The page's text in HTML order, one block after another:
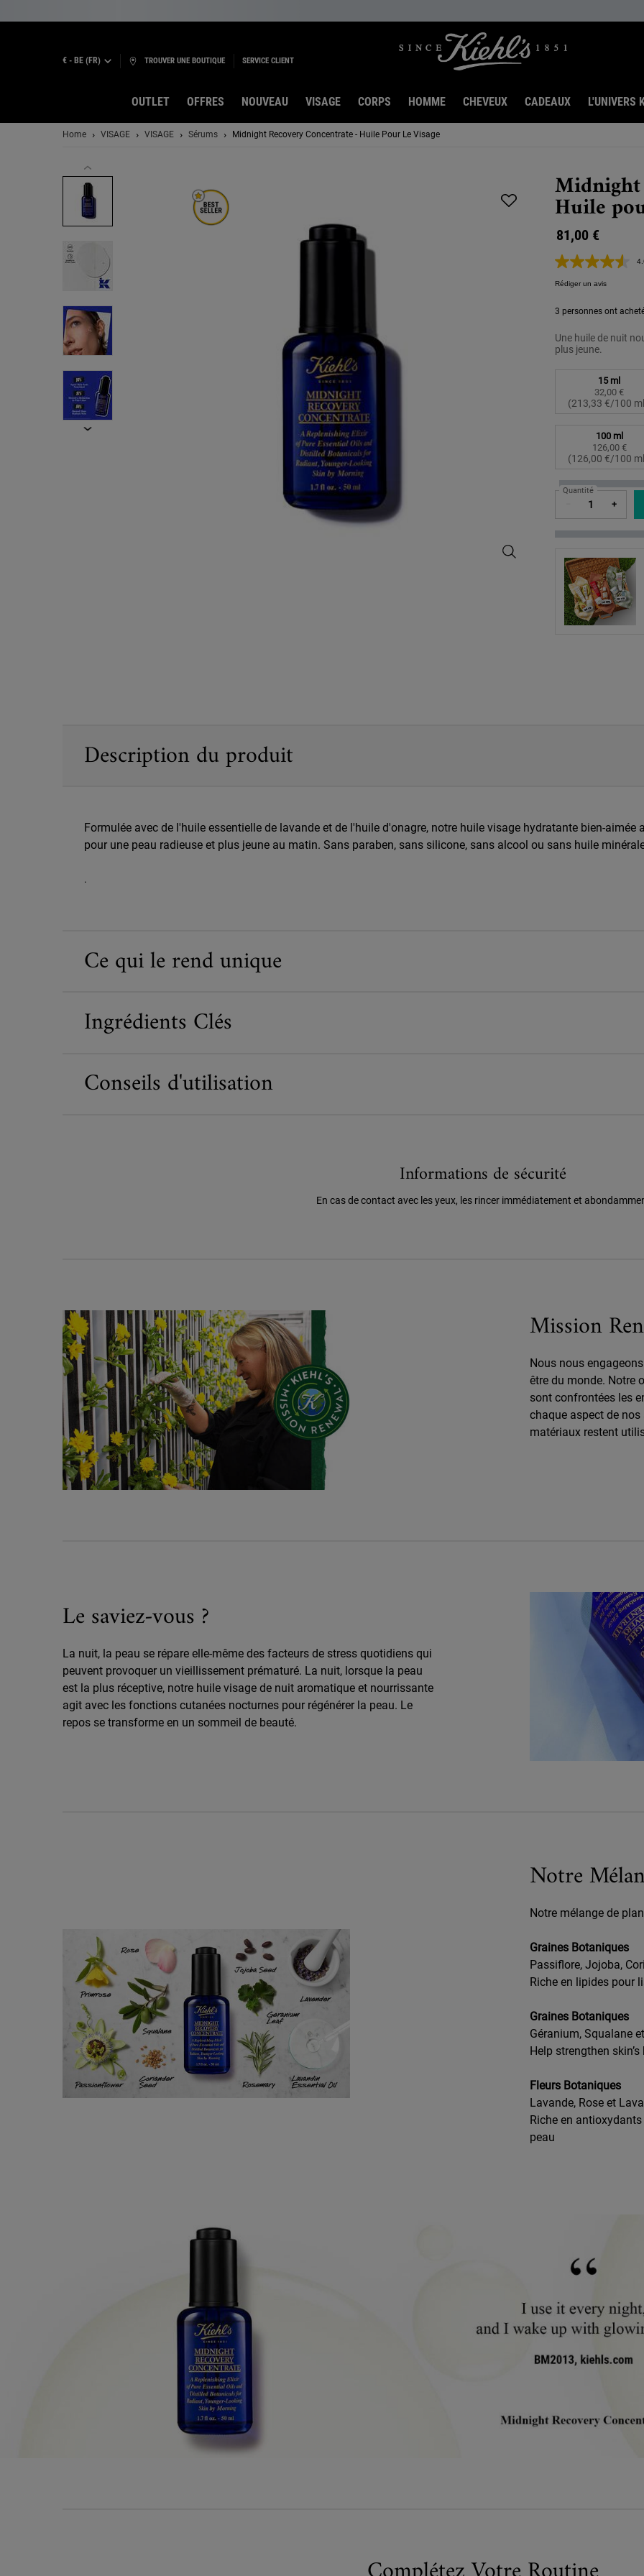
€ - BE (FR) TROUVER UNE BOUTIQUE SERVICE CLIENT
OUTLET OFFRES NOUVEAU VISAGE CORPS HOMME CHEVEUX CADEAUX L'UNIVERS
Contenu principalHome VISAGE VISAGE Sérums Midnight Recovery Concentrate - Huile Pour Le Visage
Huile
81,00 €
Rédiger un avis
3 personnes ont
Midnight Recovery Concentrate -
Une huile de nuit
plus jeune.
Selected
15 ml
32,00 €
(213,33 €/100
, 1 of 4
Selected
100 ml
126,00 €
(126,00 €/100
, 4 of 4
Quantité
+
Description du produit
Formulée avec de l'huile essentielle de lavande et de l'huile d'onagre, notre huile visage hydratante bien-
pour une peau radieuse et plus jeune au matin. Sans paraben, sans silicone, sans alcool ou sans huile
.
Ce qui le rend unique
Ingrédients Clés
Conseils d'utilisation
Informations de sécurité
En cas de contact avec les yeux, les rincer immédiatement et
Mission
Nous nous
être du monde. Notre
sont confrontées les
chaque aspect de
matériaux restent
Le saviez-vous ?
La nuit, la peau se répare elle-même des facteurs de stress quotidiens qui
peuvent provoquer un vieillissement prématuré. La nuit, lorsque la peau
est la plus réceptive, notre huile visage de nuit aromatique et nourrissante
agit avec les fonctions cutanées nocturnes pour régénérer la peau. Le
repos se transforme en un sommeil de beauté.
Notre
Notre mélange de
Graines Botaniques
Passiflore, Jojoba,
Riche en lipides pour
Graines Botaniques
Géranium, Squalane
Help strengthen
Fleurs Botaniques
Lavande, Rose et
Riche en
peau